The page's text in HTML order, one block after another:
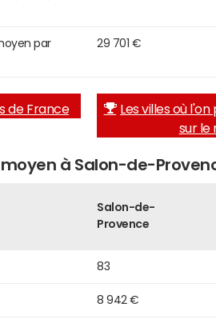
par
29 701 €
de France
Les villes où
sur le
à Salon-de-
Salon-de-
Provence
83
8 942 €